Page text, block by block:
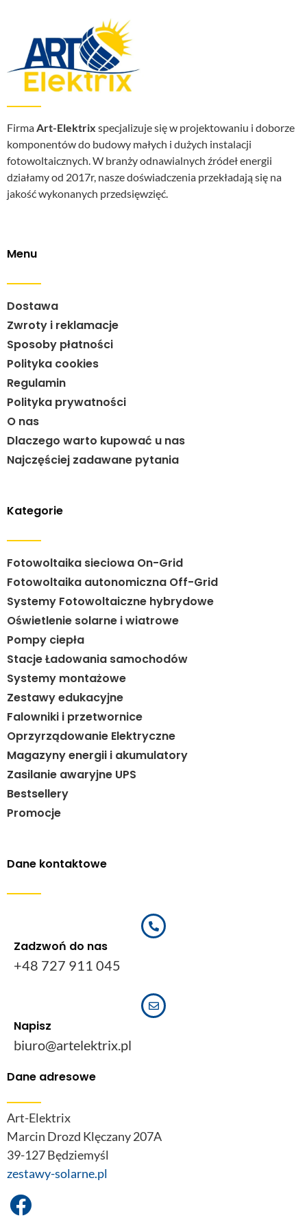
FirmaArt-Elektrix specjalizuje się w projektowaniu i doborze
komponentów do budowy małych i dużych instalacji
fotowoltaicznych. W branży odnawialnych źródeł energii
działamy od 2017r, nasze doświadczenia przekładają się na
jakość wykonanych przedsięwzięć.
Menu
Dostawa
Zwroty i reklamacje
Sposoby płatności
Polityka cookies
Regulamin
Polityka prywatności
O nas
Dlaczego warto kupować u nas
Najczęściej zadawane pytania
Kategorie
Fotowoltaika sieciowa On-Grid
Fotowoltaika autonomiczna Off-Grid
Systemy Fotowoltaiczne hybrydowe
Oświetlenie solarne i wiatrowe
Pompy ciepła
Stacje Ładowania samochodów
Systemy montażowe
Zestawy edukacyjne
Falowniki i przetwornice
Oprzyrządowanie Elektryczne
Magazyny energii i akumulatory
Zasilanie awaryjne UPS
Bestsellery
Promocje
Dane kontaktowe
Zadzwoń do nas
+48 727 911 045
Napisz
biuro@artelektrix.pl
Dane adresowe
Art-Elektrix
Marcin Drozd Klęczany 207A
39-127 Będziemyśl
zestawy-solarne.pl